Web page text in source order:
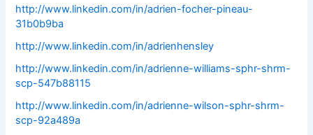
http://www.linkedin.com/in/adrien-focher-pineau-
31b0b9ba
http://www.linkedin.com/in/adrienhensley
http://www.linkedin.com/in/adrienne-williams-sphr-shrm-
scp-547b88115
http://www.linkedin.com/in/adrienne-wilson-sphr-shrm-
scp-92a489a